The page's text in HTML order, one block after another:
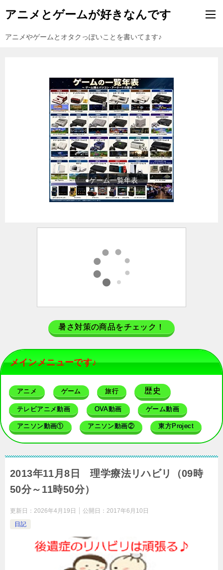
アニメとゲームが好きなんです
アニメやゲームとオタクっぽいことを書いてます♪
●ゲーム一覧年表
暑さ対策の商品をチェック！
メインメニューです♪
アニメ ゲーム 旅行 歴史
テレビアニメ動画 OVA動画 ゲーム動画
アニソン動画① アニソン動画② 東方Project
2013年11月8日 理学療法リハビリ（09時
50分～11時50分）
更新日： 2026年4月19日 公開日： 2017年6月10日
日記